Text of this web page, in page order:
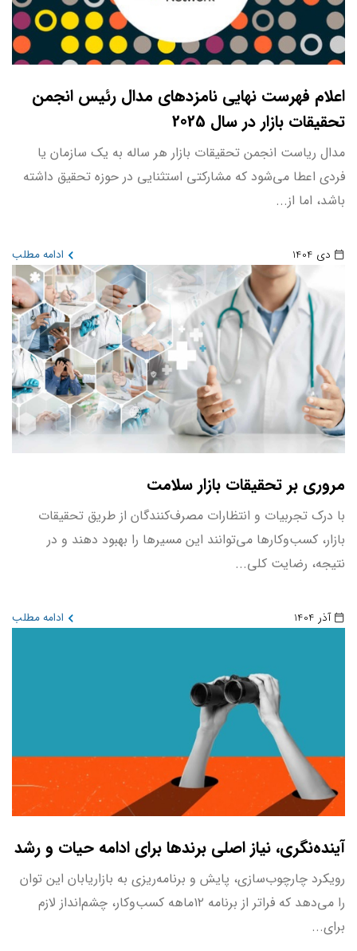
اعلام فهرست نهایی نامزدهای مدال رئیس انجمن
تحقیقات بازار در سال 2025
مدال ریاست انجمن تحقیقات بازار هر ساله به یک سازمان یا
فردی اعطا می‌شود که مشارکتی استثنایی در حوزه تحقیق داشته
باشد، اما از...
دی 1404 ادامه مطلب
مروری بر تحقیقات بازار سلامت
با درک تجربیات و انتظارات مصرف‌کنندگان از طریق تحقیقات
بازار، کسب‌وکارها می‌توانند این مسیرها را بهبود دهند و در
نتیجه، رضایت کلی...
آذر 1404 ادامه مطلب
آینده‌نگری، نیاز اصلی برندها برای ادامه حیات و رشد
رویکرد چارچوب‌سازی، پایش و برنامه‌ریزی به بازاریابان این توان
را می‌دهد که فراتر از برنامه‌ ۱۲ماهه کسب‌وکار، چشم‌انداز لازم
برای...